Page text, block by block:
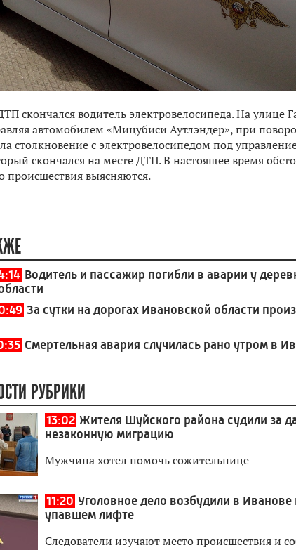
скончался водитель электровелосипеда. На улице
автомобилем «Мицубиси Аутлэндер», при
столкновение с электровелосипедом под
скончался на месте ДТП. В настоящее время
происшествия выясняются.
Водитель и пассажир погибли в аварии у
За сутки на дорогах Ивановской области
Смертельная авария случилась рано утром в
РУБРИКИ
13:02 Жителя Шуйского района судили за
незаконную миграцию
Мужчина хотел помочь сожительнице
11:20 Уголовное дело возбудили в
упавшем лифте
Следователи изучают место происшествия и